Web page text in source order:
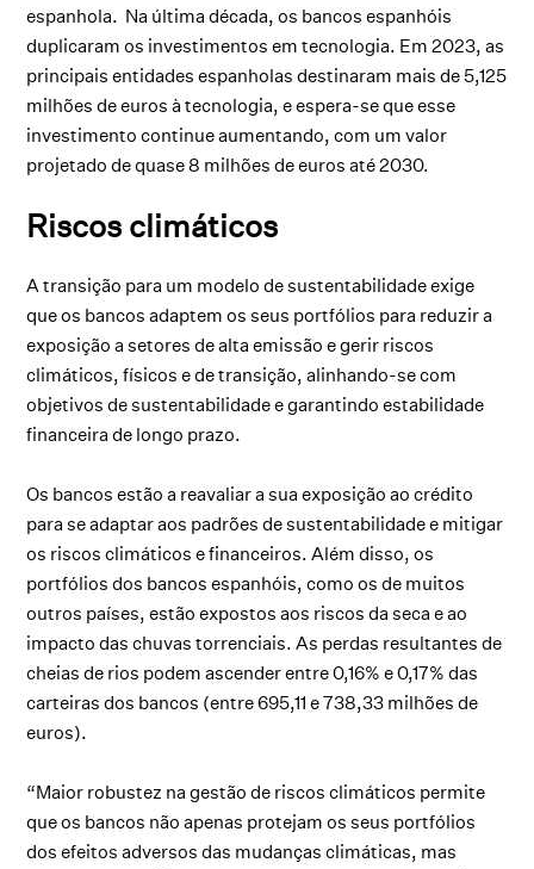
espanhola. Na última década, os bancos espanhóis
duplicaram os investimentos em tecnologia. Em 2023, as
principais entidades espanholas destinaram mais de 5,125
milhões de euros à tecnologia, e espera-se que esse
investimento continue aumentando, com um valor
projetado de quase 8 milhões de euros até 2030.
Riscos climáticos
A transição para um modelo de sustentabilidade exige
que os bancos adaptem os seus portfólios para reduzir a
exposição a setores de alta emissão e gerir riscos
climáticos, físicos e de transição, alinhando-se com
objetivos de sustentabilidade e garantindo estabilidade
financeira de longo prazo.
Os bancos estão a reavaliar a sua exposição ao crédito
para se adaptar aos padrões de sustentabilidade e mitigar
os riscos climáticos e financeiros. Além disso, os
portfólios dos bancos espanhóis, como os de muitos
outros países, estão expostos aos riscos da seca e ao
impacto das chuvas torrenciais. As perdas resultantes de
cheias de rios podem ascender entre 0,16% e 0,17% das
carteiras dos bancos (entre 695,11 e 738,33 milhões de
euros).
“Maior robustez na gestão de riscos climáticos permite
que os bancos não apenas protejam os seus portfólios
dos efeitos adversos das mudanças climáticas, mas